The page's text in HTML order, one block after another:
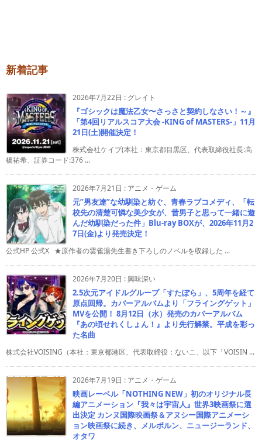
新着記事
2026年7月22日 : グレイト
『ゴシックは魔法乙女〜さっさと契約しなさい！～』
「第4回リアルスコア大会 -KING of MASTERS-」11月
21日(土)開催決定！
株式会社ケイブ(本社：東京都目黒区、代表取締役社長:高
橋祐希、証券コード:376 ...
2026年7月21日 : アニメ・ゲーム
元”男友達”な幼馴染と紡ぐ、青春ラブコメディ、「転
校先の清楚可憐な美少女が、昔男子と思って一緒に遊
んだ幼馴染だった件」Blu-ray BOXが、2026年11月2
7日(金)より発売決定！
公式HP 公式X ★原作者の雲雀湯先生書き下ろしのノベルを収録した ...
2026年7月20日 :興味深い
2.5次元アイドルグループ「すたぽら」、5周年を経て
原点回帰。カバーアルバムより「フライングゲット」
MVを公開！ 8月12日（水）発売のカバーアルバム
『あの頃せれくしょん！』より先行解禁。平成を彩っ
た名曲
株式会社VOISING（本社：東京都港区、代表取締役：ないこ、以下「VOISIN ...
2026年7月19日 : アニメ・ゲーム
映画レーベル「NOTHING NEW」初のオリジナル長
編アニメーション『我々は宇宙人』世界3映画祭に選
出決定 カンヌ国際映画祭＆アヌシー国際アニメーシ
ョン映画祭に続き、メルボルン、ニュージーランド、
オタワ